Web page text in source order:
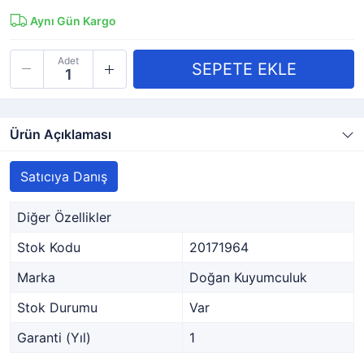
Aynı Gün Kargo
Adet
Ürün Açıklaması
Satıcıya Danış
Diğer Özellikler
Stok Kodu
20171964
Marka
Doğan Kuyumculuk
Stok Durumu
Var
Garanti (Yıl)
1